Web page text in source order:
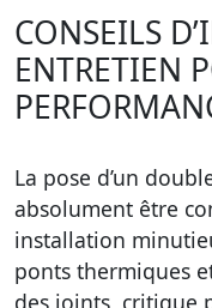
CONSEILS
ENTRETIEN
La pose d’un
absolument être
installation
ponts thermiques
des joints, critique